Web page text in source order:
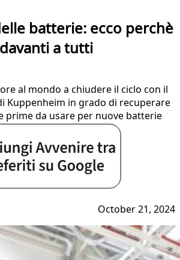
batterie: ecco perchè
a tutti
al mondo a chiudere il ciclo con il
Kuppenheim in grado di recuperare
prime da usare per nuove batterie
October 21, 2024